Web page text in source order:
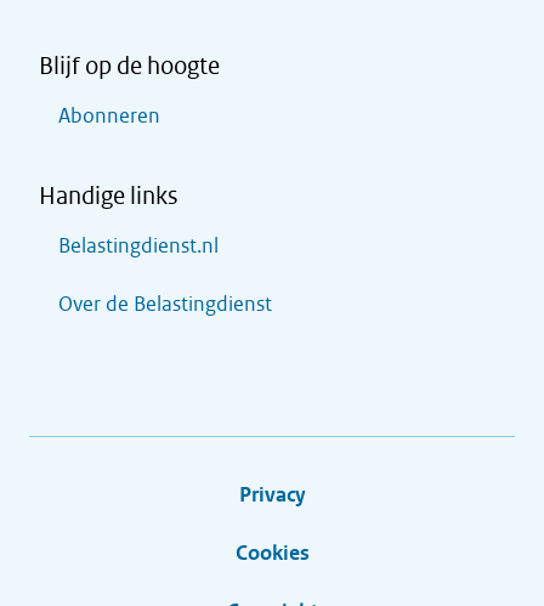
Blijf op de hoogte
Abonneren
Handige links
Belastingdienst.nl
Over de Belastingdienst
Privacy
Cookies